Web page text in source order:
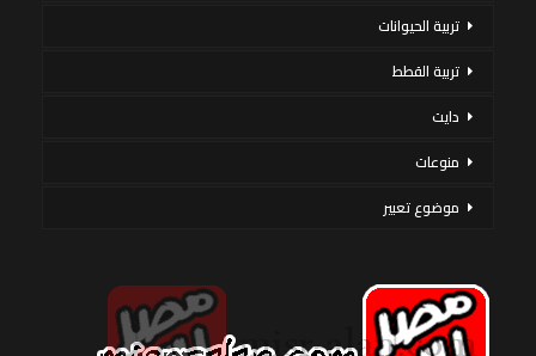
تربية الحيوانات
تربية القطط
دايت
منوعات
موضوع تعبير